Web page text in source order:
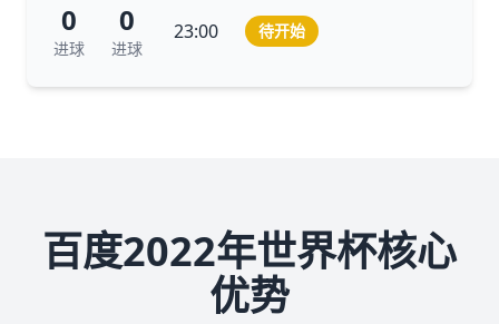
0
进球
0
进球
23:00 待开始
百度2022年世界杯核心
优势